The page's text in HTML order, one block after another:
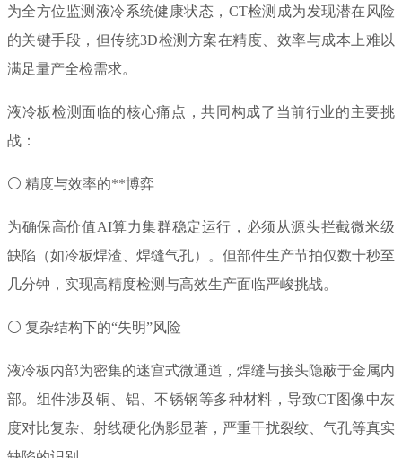
为全方位监测液冷系统健康状态，CT检测成为发现潜在风险
的关键手段，但传统3D检测方案在精度、效率与成本上难以
满足量产全检需求。
液冷板检测面临的核心痛点，共同构成了当前行业的主要挑
战：
⚪ 精度与效率的**博弈
为确保高价值AI算力集群稳定运行，必须从源头拦截微米级
缺陷（如冷板焊渣、焊缝气孔）。但部件生产节拍仅数十秒至
几分钟，实现高精度检测与高效生产面临严峻挑战。
⚪ 复杂结构下的“失明”风险
液冷板内部为密集的迷宫式微通道，焊缝与接头隐蔽于金属内
部。组件涉及铜、铝、不锈钢等多种材料，导致CT图像中灰
度对比复杂、射线硬化伪影显著，严重干扰裂纹、气孔等真实